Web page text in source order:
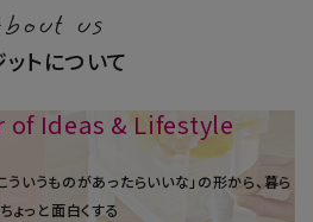
us
トについて
Ideas & Lifestyle
いうものがあったらいいな」の形から、暮ら
ょっと面白くする